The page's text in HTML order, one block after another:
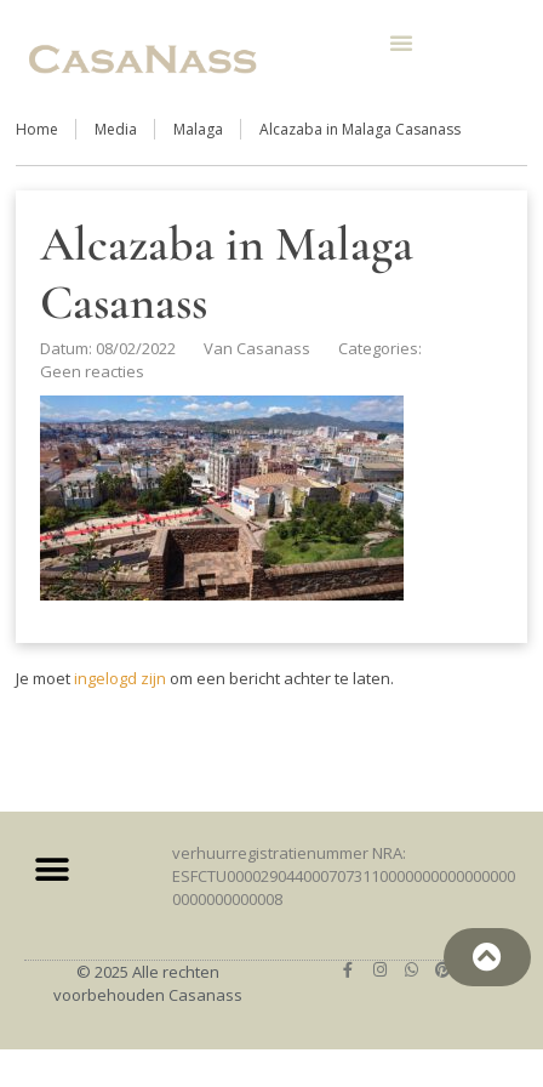
Home Media Malaga Alcazaba in Malaga Casanass
Alcazaba in Malaga
Casanass
Datum: 08/02/2022 Van Casanass
Categories:
Geen reacties
Je moetingelogd zijn om een bericht achter te laten.
verhuurregistratienummer NRA:
ESFCTU0000290440007073110000000000000000
0000000000008
© 2025 Alle rechten
voorbehouden Casanass